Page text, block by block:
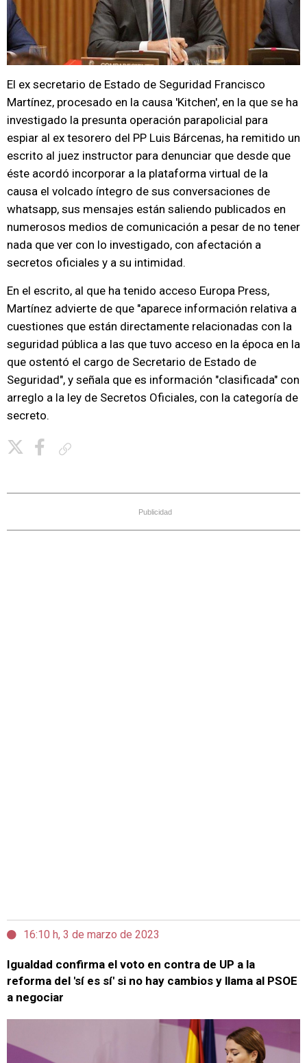
El ex secretario de Estado de Seguridad Francisco
Martínez, procesado en la causa 'Kitchen', en la que se ha
investigado la presunta operación parapolicial para
espiar al ex tesorero del PP Luis Bárcenas, ha remitido un
escrito al juez instructor para denunciar que desde que
éste acordó incorporar a la plataforma virtual de la
causa el volcado íntegro de sus conversaciones de
whatsapp, sus mensajes están saliendo publicados en
numerosos medios de comunicación a pesar de no tener
nada que ver con lo investigado, con afectación a
secretos oficiales y a su intimidad.
En el escrito, al que ha tenido acceso Europa Press,
Martínez advierte de que "aparece información relativa a
cuestiones que están directamente relacionadas con la
seguridad pública a las que tuvo acceso en la época en la
que ostentó el cargo de Secretario de Estado de
Seguridad", y señala que es información "clasificada" con
arreglo a la ley de Secretos Oficiales, con la categoría de
secreto.
Publicidad
16:10 h, 3 de marzo de 2023
Igualdad confirma el voto en contra de UP a la
reforma del 'sí es sí' si no hay cambios y llama al PSOE
a negociar